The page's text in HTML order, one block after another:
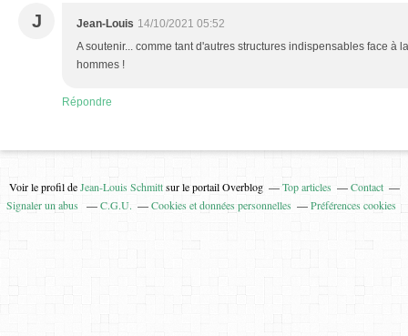
J Jean-Louis 14/10/2021 05:52
A soutenir... comme tant d'autres structures indispensables face à
hommes !
Répondre
Voir le profil deJean-Louis Schmittsur le portail Overblog Top articles
Contact
Signaler un abus
C.G.U. Cookies et données personnelles Préférences cookies